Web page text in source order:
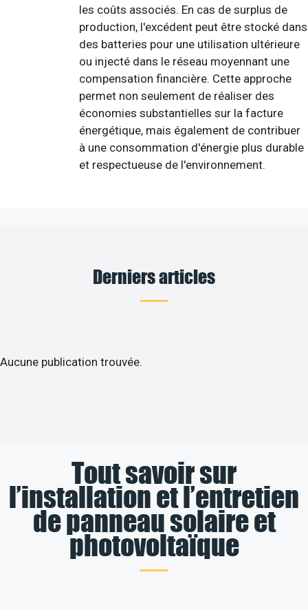
les coûts associés. En cas de surplus de
production, l'excédent peut être stocké dans
des batteries pour une utilisation ultérieure
ou injecté dans le réseau moyennant une
compensation financière. Cette approche
permet non seulement de réaliser des
économies substantielles sur la facture
énergétique, mais également de contribuer
à une consommation d'énergie plus durable
et respectueuse de l'environnement.
Derniers articles
Aucune publication trouvée.
Tout savoir sur
l’installation et l’entretien
de panneau solaire et
photovoltaïque